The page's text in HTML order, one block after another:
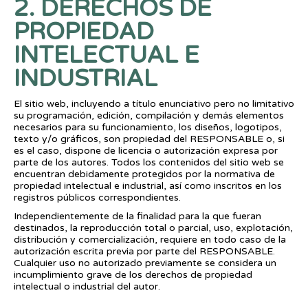
2. DERECHOS DE
PROPIEDAD
INTELECTUAL E
INDUSTRIAL
El sitio web, incluyendo a título enunciativo pero no limitativo
su programación, edición, compilación y demás elementos
necesarios para su funcionamiento, los diseños, logotipos,
texto y/o gráficos, son propiedad del RESPONSABLE o, si
es el caso, dispone de licencia o autorización expresa por
parte de los autores. Todos los contenidos del sitio web se
encuentran debidamente protegidos por la normativa de
propiedad intelectual e industrial, así como inscritos en los
registros públicos correspondientes.
Independientemente de la finalidad para la que fueran
destinados, la reproducción total o parcial, uso, explotación,
distribución y comercialización, requiere en todo caso de la
autorización escrita previa por parte del RESPONSABLE.
Cualquier uso no autorizado previamente se considera un
incumplimiento grave de los derechos de propiedad
intelectual o industrial del autor.